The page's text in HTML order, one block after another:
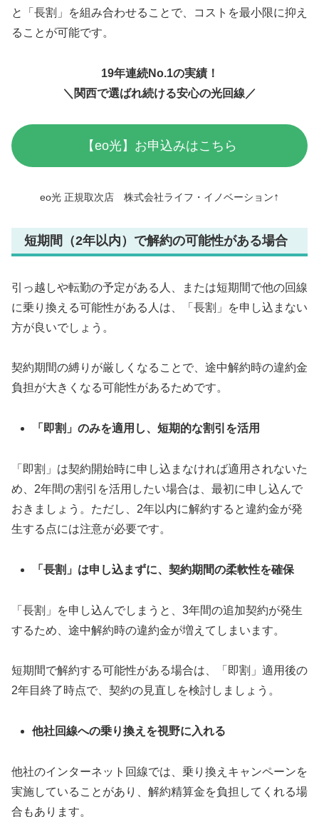
と「長割」を組み合わせることで、コストを最小限に抑え
ることが可能です。
19年連続No.1の実績！
＼関西で選ばれ続ける安心の光回線／
【eo光】お申込みはこちら
eo光 正規取次店 株式会社ライフ・イノベーション↑
短期間（2年以内）で解約の可能性がある場合
引っ越しや転勤の予定がある人、または短期間で他の回線
に乗り換える可能性がある人は、「長割」を申し込まない
方が良いでしょう。
契約期間の縛りが厳しくなることで、途中解約時の違約金
負担が大きくなる可能性があるためです。
「即割」のみを適用し、短期的な割引を活用
「即割」は契約開始時に申し込まなければ適用されないた
め、2年間の割引を活用したい場合は、最初に申し込んで
おきましょう。ただし、2年以内に解約すると違約金が発
生する点には注意が必要です。
「長割」は申し込まずに、契約期間の柔軟性を確保
「長割」を申し込んでしまうと、3年間の追加契約が発生
するため、途中解約時の違約金が増えてしまいます。
短期間で解約する可能性がある場合は、「即割」適用後の
2年目終了時点で、契約の見直しを検討しましょう。
他社回線への乗り換えを視野に入れる
他社のインターネット回線では、乗り換えキャンペーンを
実施していることがあり、解約精算金を負担してくれる場
合もあります。